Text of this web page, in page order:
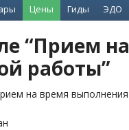
Цены Гиды ЭДО
“Прием на
работы”
на время выполнения